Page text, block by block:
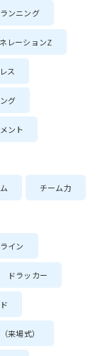
ンニング
レーションZ
ス
グ
ント
チーム力
イン
ドラッカー
来場式）